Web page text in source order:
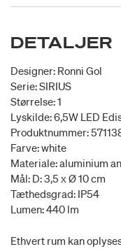
DETALJER
Designer: Ronni Gol
Serie: SIRIUS
Størrelse: 1
Lyskilde: 6,5W LED
Produktnummer:
Farve: white
Materiale: aluminium
Mål: D: 3,5 x Ø 10 cm
Tæthedsgrad: IP54
Lumen: 440 lm
Ethvert rum kan